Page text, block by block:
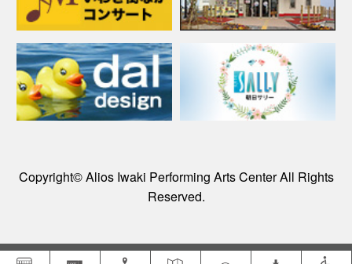
Copyright© Alios Iwaki Performing Arts Center All Rights
Reserved.